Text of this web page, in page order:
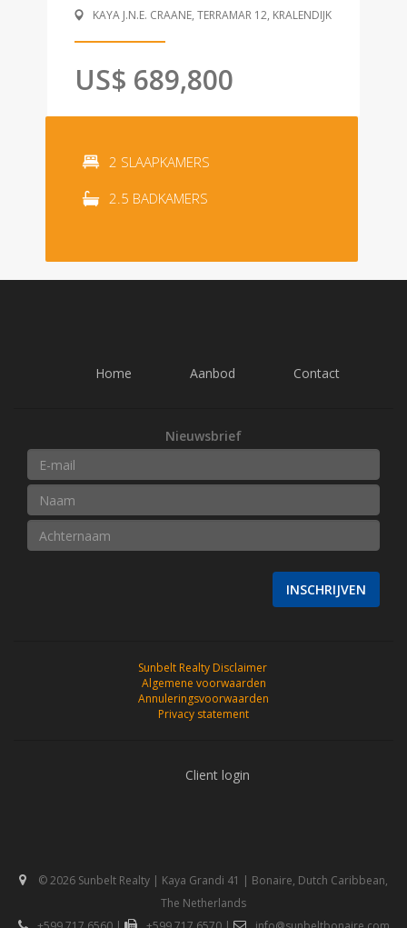
KAYA J.N.E. CRAANE, TERRAMAR 12, KRALENDIJK
US$ 689,800
2 SLAAPKAMERS
2.5 BADKAMERS
Home Aanbod Contact
Nieuwsbrief
INSCHRIJVEN
Sunbelt Realty Disclaimer
Algemene voorwaarden
Annuleringsvoorwaarden
Privacy statement
Client login
© 2026 Sunbelt Realty | Kaya Grandi 41 | Bonaire, Dutch Caribbean,
The Netherlands